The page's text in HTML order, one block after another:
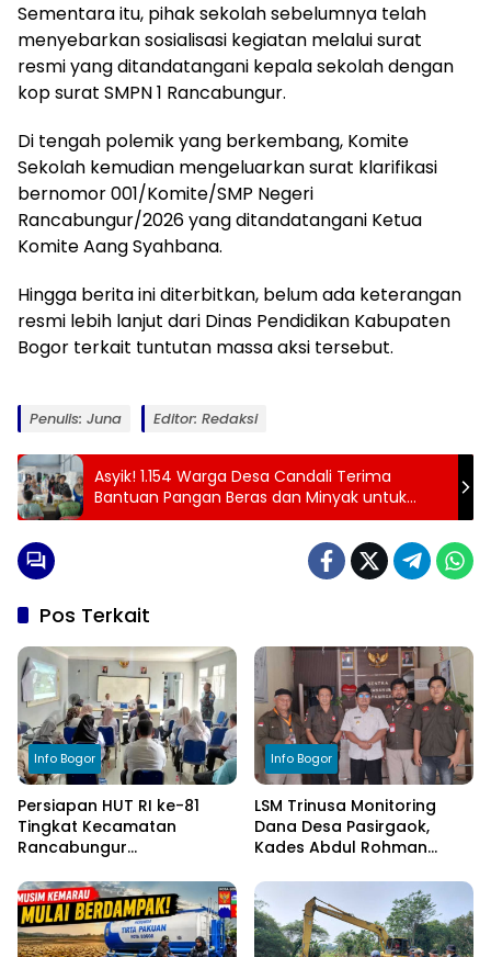
Sementara itu, pihak sekolah sebelumnya telah
menyebarkan sosialisasi kegiatan melalui surat
resmi yang ditandatangani kepala sekolah dengan
kop surat SMPN 1 Rancabungur.
Di tengah polemik yang berkembang, Komite
Sekolah kemudian mengeluarkan surat klarifikasi
bernomor 001/Komite/SMP Negeri
Rancabungur/2026 yang ditandatangani Ketua
Komite Aang Syahbana.
Hingga berita ini diterbitkan, belum ada keterangan
resmi lebih lanjut dari Dinas Pendidikan Kabupaten
Bogor terkait tuntutan massa aksi tersebut.
Penulis: Juna Editor: Redaksi
Asyik! 1.154 Warga Desa Candali Terima
Bantuan Pangan Beras dan Minyak untuk
Februari–Maret 2026
Pos Terkait
Info Bogor
Persiapan HUT RI ke-81
Tingkat Kecamatan
Rancabungur
Cimulang, Libatkan Seluruh
Elemen Masyarakat
Info Bogor
LSM Trinusa Monitoring
Dana Desa Pasirgaok,
Kades Abdul Rohman
Transparansi Pengelolaan
Anggaran